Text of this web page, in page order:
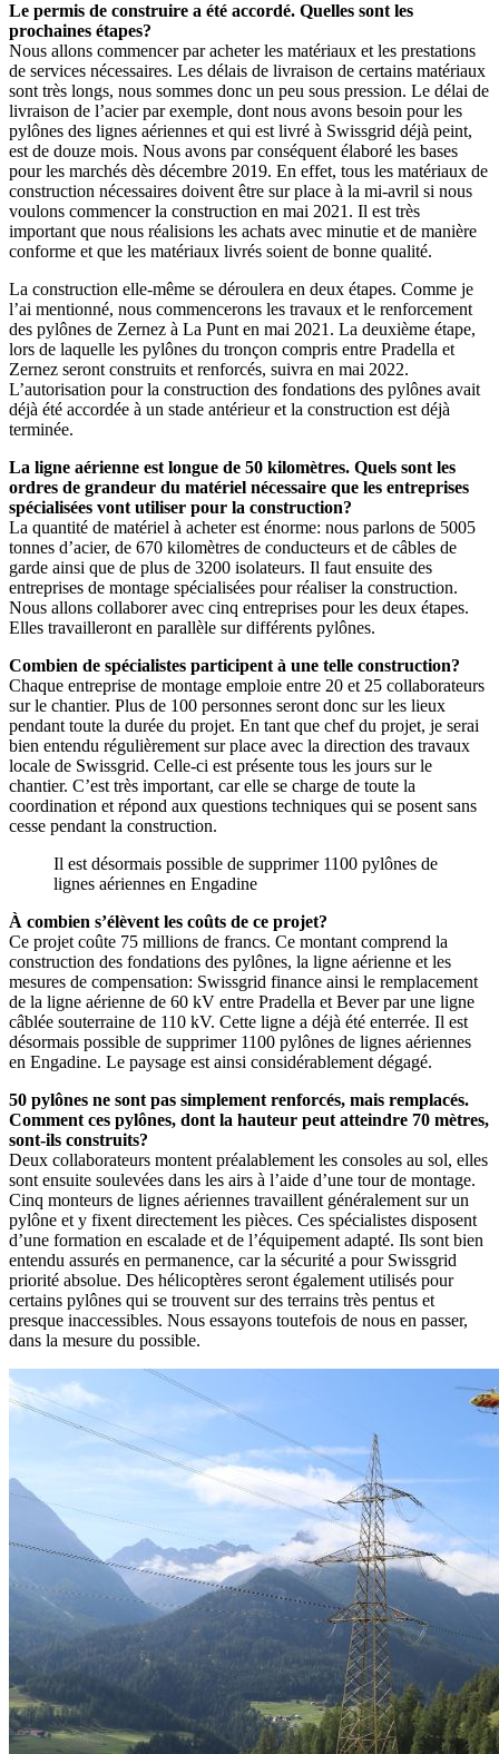
Le permis de construire a été accordé. Quelles sont les
prochaines étapes?
Nous allons commencer par acheter les matériaux et les prestations
de services nécessaires. Les délais de livraison de certains matériaux
sont très longs, nous sommes donc un peu sous pression. Le délai de
livraison de l’acier par exemple, dont nous avons besoin pour les
pylônes des lignes aériennes et qui est livré à Swissgrid déjà peint,
est de douze mois. Nous avons par conséquent élaboré les bases
pour les marchés dès décembre 2019. En effet, tous les matériaux de
construction nécessaires doivent être sur place à la mi-avril si nous
voulons commencer la construction en mai 2021. Il est très
important que nous réalisions les achats avec minutie et de manière
conforme et que les matériaux livrés soient de bonne qualité.
La construction elle-même se déroulera en deux étapes. Comme je
l’ai mentionné, nous commencerons les travaux et le renforcement
des pylônes de Zernez à La Punt en mai 2021. La deuxième étape,
lors de laquelle les pylônes du tronçon compris entre Pradella et
Zernez seront construits et renforcés, suivra en mai 2022.
L’autorisation pour la construction des fondations des pylônes avait
déjà été accordée à un stade antérieur et la construction est déjà
terminée.
La ligne aérienne est longue de 50 kilomètres. Quels sont les
ordres de grandeur du matériel nécessaire que les entreprises
spécialisées vont utiliser pour la construction?
La quantité de matériel à acheter est énorme: nous parlons de 5005
tonnes d’acier, de 670 kilomètres de conducteurs et de câbles de
garde ainsi que de plus de 3200 isolateurs. Il faut ensuite des
entreprises de montage spécialisées pour réaliser la construction.
Nous allons collaborer avec cinq entreprises pour les deux étapes.
Elles travailleront en parallèle sur différents pylônes.
Combien de spécialistes participent à une telle construction?
Chaque entreprise de montage emploie entre 20 et 25 collaborateurs
sur le chantier. Plus de 100 personnes seront donc sur les lieux
pendant toute la durée du projet. En tant que chef du projet, je serai
bien entendu régulièrement sur place avec la direction des travaux
locale de Swissgrid. Celle-ci est présente tous les jours sur le
chantier. C’est très important, car elle se charge de toute la
coordination et répond aux questions techniques qui se posent sans
cesse pendant la construction.
Il est désormais possible de supprimer 1100 pylônes de
lignes aériennes en Engadine
À combien s’élèvent les coûts de ce projet?
Ce projet coûte 75 millions de francs. Ce montant comprend la
construction des fondations des pylônes, la ligne aérienne et les
mesures de compensation: Swissgrid finance ainsi le remplacement
de la ligne aérienne de 60 kV entre Pradella et Bever par une ligne
câblée souterraine de 110 kV. Cette ligne a déjà été enterrée. Il est
désormais possible de supprimer 1100 pylônes de lignes aériennes
en Engadine. Le paysage est ainsi considérablement dégagé.
50 pylônes ne sont pas simplement renforcés, mais remplacés.
Comment ces pylônes, dont la hauteur peut atteindre 70 mètres,
sont-ils construits?
Deux collaborateurs montent préalablement les consoles au sol, elles
sont ensuite soulevées dans les airs à l’aide d’une tour de montage.
Cinq monteurs de lignes aériennes travaillent généralement sur un
pylône et y fixent directement les pièces. Ces spécialistes disposent
d’une formation en escalade et de l’équipement adapté. Ils sont bien
entendu assurés en permanence, car la sécurité a pour Swissgrid
priorité absolue. Des hélicoptères seront également utilisés pour
certains pylônes qui se trouvent sur des terrains très pentus et
presque inaccessibles. Nous essayons toutefois de nous en passer,
dans la mesure du possible.